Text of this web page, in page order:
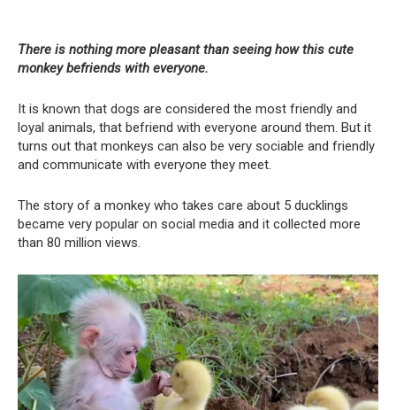
There is nothing more pleasant than seeing how this cute
monkey befriends with everyone.
It is known that dogs are considered the most friendly and
loyal animals, that befriend with everyone around them. But it
turns out that monkeys can also be very sociable and friendly
and communicate with everyone they meet.
The story of a monkey who takes care about 5 ducklings
became very popular on social media and it collected more
than 80 million views.